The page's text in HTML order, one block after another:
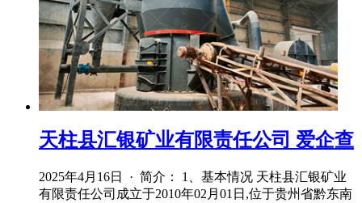
天柱县汇银矿业有限责任公司 爱企查
2025年4月16日 · 简介： 1、基本情况 天柱县汇银矿业
有限责任公司成立于2010年02月01日,位于贵州省黔东南